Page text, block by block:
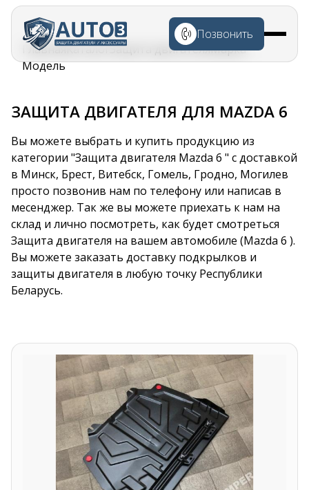
Перейти к
основному
содержанию
Позвонить
Строка
навигации
ГлавнаяКаталогЗащита двигателяМарка
Модель
ЗАЩИТА ДВИГАТЕЛЯ ДЛЯ MAZDA 6
Вы можете выбрать и купить продукцию из
категории "Защита двигателя Mazda 6 " с доставкой
в Минск, Брест, Витебск, Гомель, Гродно, Могилев
просто позвонив нам по телефону или написав в
месенджер. Так же вы можете приехать к нам на
склад и лично посмотреть, как будет смотреться
Защита двигателя на вашем автомобиле (Mazda 6 ).
Вы можете заказать доставку подкрылков и
защиты двигателя в любую точку Республики
Беларусь.